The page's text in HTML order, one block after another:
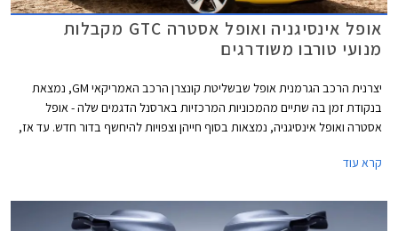
אופל אינסיגניה ואופל אסטרה GTC מקבלות
מנועי טורבו משודרגים
יצרנית הרכב הגרמנית אופל שבשליטת קונצרן הרכב האמריקאי GM, נמצאת
בנקודת זמן בה שתיים מהמכוניות המרכזיות בארסנל הדגמים שלה - אופל
אסטרה ואופל אינסיגניה, נמצאות בסוף חייהן וצפויות להיחשף בדור חדש. עד אז,
קרא עוד